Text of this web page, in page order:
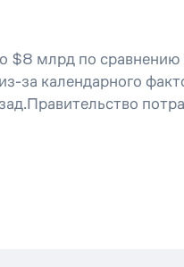
млрд по
за календарного